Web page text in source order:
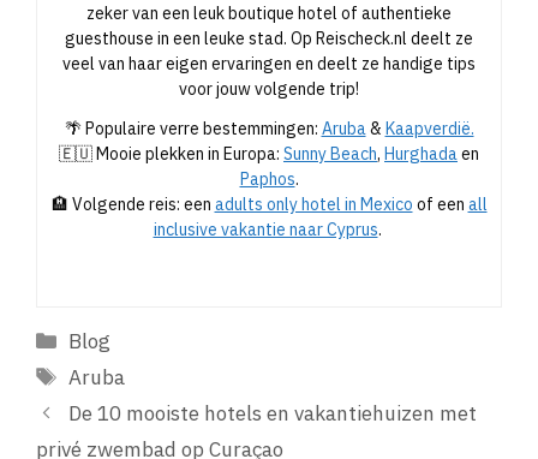
zeker van een leuk boutique hotel of authentieke
guesthouse in een leuke stad. Op Reischeck.nl deelt ze
veel van haar eigen ervaringen en deelt ze handige tips
voor jouw volgende trip!
🌴 Populaire verre bestemmingen: Aruba& Kaapverdië.
🇪🇺 Mooie plekken in Europa: Sunny Beach, Hurghadaen
Paphos.
🏨 Volgende reis: een adults only hotel in Mexico of een all
inclusive vakantie naar Cyprus.
Categorieën
Blog
Tags
Aruba
De 10 mooiste hotels en vakantiehuizen met
privé zwembad op Curaçao